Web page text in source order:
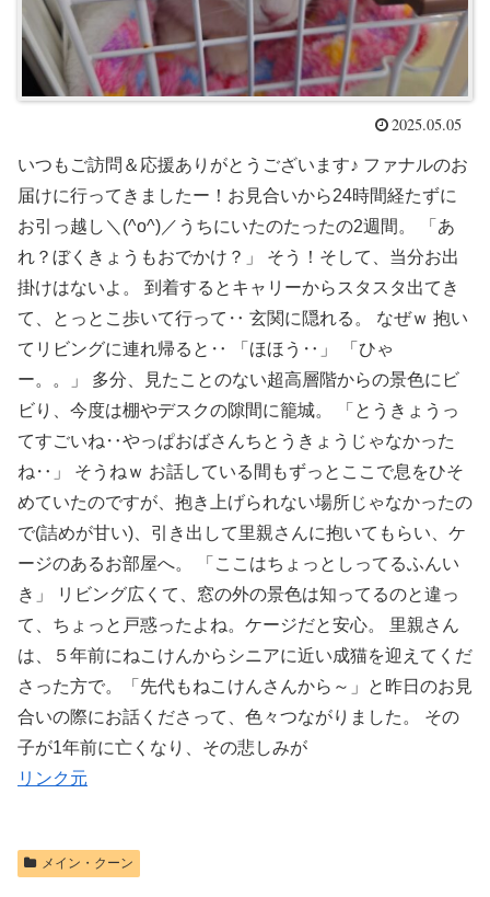
2025.05.05
いつもご訪問＆応援ありがとうございます♪ ファナルのお
届けに行ってきましたー！お見合いから24時間経たずに
お引っ越し＼(^o^)／うちにいたのたったの2週間。 「あ
れ？ぼくきょうもおでかけ？」 そう！そして、当分お出
掛けはないよ。 到着するとキャリーからスタスタ出てき
て、とっとこ歩いて行って‥ 玄関に隠れる。 なぜｗ 抱い
てリビングに連れ帰ると‥ 「ほほう‥」 「ひゃ
ー。。」 多分、見たことのない超高層階からの景色にビ
ビり、今度は棚やデスクの隙間に籠城。 「とうきょうっ
てすごいね‥やっぱおばさんちとうきょうじゃなかった
ね‥」 そうねｗ お話している間もずっとここで息をひそ
めていたのですが、抱き上げられない場所じゃなかったの
で(詰めが甘い)、引き出して里親さんに抱いてもらい、ケ
ージのあるお部屋へ。 「ここはちょっとしってるふんい
き」 リビング広くて、窓の外の景色は知ってるのと違っ
て、ちょっと戸惑ったよね。ケージだと安心。 里親さん
は、５年前にねこけんからシニアに近い成猫を迎えてくだ
さった方で。「先代もねこけんさんから～」と昨日のお見
合いの際にお話くださって、色々つながりました。 その
子が1年前に亡くなり、その悲しみが
リンク元
メイン・クーン